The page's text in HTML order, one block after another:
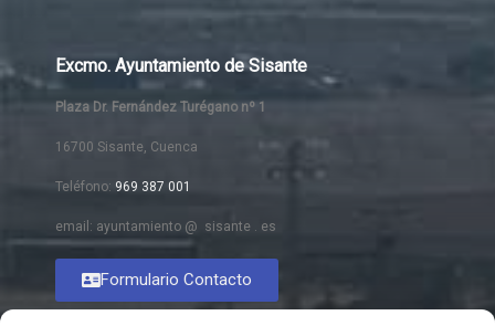
Excmo. Ayuntamiento de Sisante
Plaza Dr. Fernández Turégano nº 1
16700 Sisante, Cuenca
Teléfono: 969 387 001
email: ayuntamiento @ sisante . es
Formulario Contacto